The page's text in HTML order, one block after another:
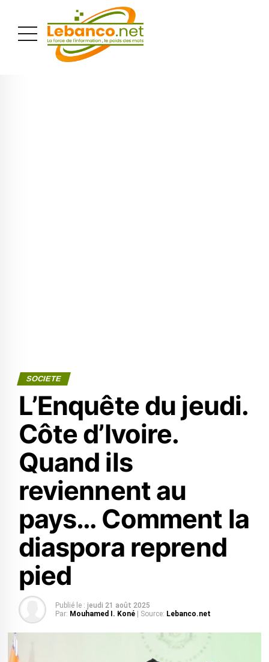
SOCIETE
L’Enquête du jeudi.
Côte d’Ivoire.
Quand ils
reviennent au
pays… Comment la
diaspora reprend
pied
Publié le : jeudi 21 août 2025
Par: Mouhamed I. Koné | Source: Lebanco.net